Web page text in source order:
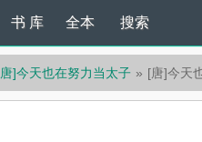
书 库 全本 搜索
]今天也在努力当太子 [唐]今天